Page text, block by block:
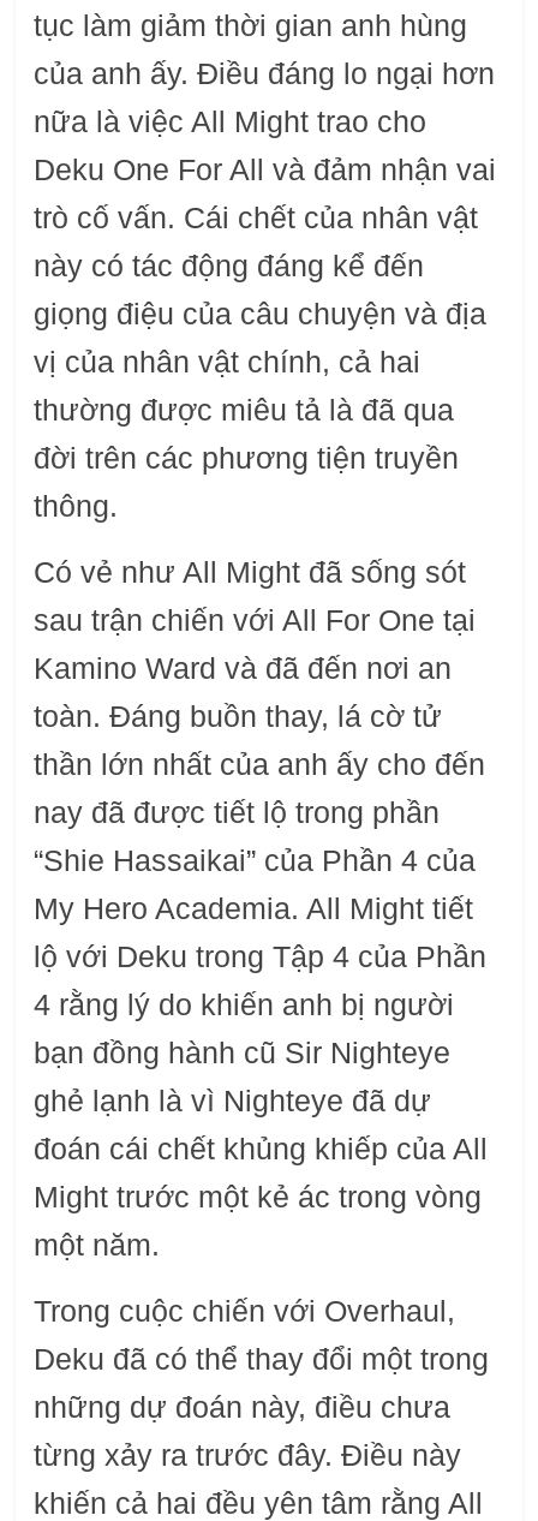
tục làm giảm thời gian anh hùng
của anh ấy. Điều đáng lo ngại hơn
nữa là việc All Might trao cho
Deku One For All và đảm nhận vai
trò cố vấn. Cái chết của nhân vật
này có tác động đáng kể đến
giọng điệu của câu chuyện và địa
vị của nhân vật chính, cả hai
thường được miêu tả là đã qua
đời trên các phương tiện truyền
thông.
Có vẻ như All Might đã sống sót
sau trận chiến với All For One tại
Kamino Ward và đã đến nơi an
toàn. Đáng buồn thay, lá cờ tử
thần lớn nhất của anh ấy cho đến
nay đã được tiết lộ trong phần
“Shie Hassaikai” của Phần 4 của
My Hero Academia. All Might tiết
lộ với Deku trong Tập 4 của Phần
4 rằng lý do khiến anh bị người
bạn đồng hành cũ Sir Nighteye
ghẻ lạnh là vì Nighteye đã dự
đoán cái chết khủng khiếp của All
Might trước một kẻ ác trong vòng
một năm.
Trong cuộc chiến với Overhaul,
Deku đã có thể thay đổi một trong
những dự đoán này, điều chưa
từng xảy ra trước đây. Điều này
khiến cả hai đều yên tâm rằng All